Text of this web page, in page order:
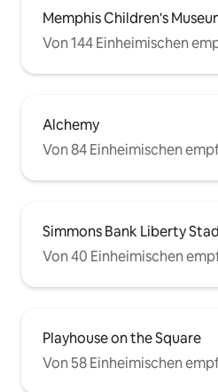
Memphis Children's
Von 144 Einheimischen
Alchemy
Von 84 Einheimischen
Simmons Bank Liberty
Von 40 Einheimischen
Playhouse on the Square
Von 58 Einheimischen